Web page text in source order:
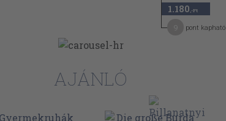
1.180 ,-Ft
pont kapható
AJÁNLÓ